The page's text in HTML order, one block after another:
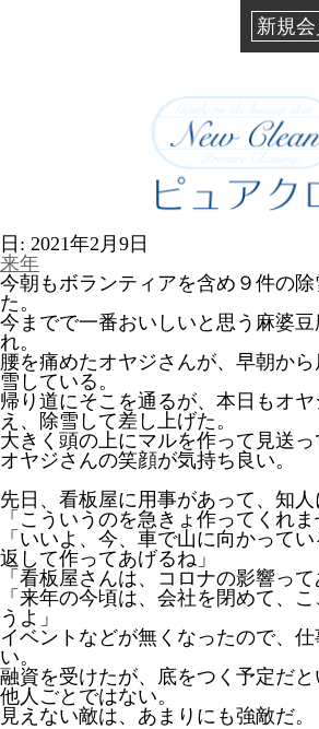
新規
日: 2021年2月9日
来年
今朝もボランティアを含め９件の
た。
今までで一番おいしいと思う麻婆
れ。
腰を痛めたオヤジさんが、早朝か
雪している。
帰り道にそこを通るが、本日もオ
え、除雪して差し上げた。
大きく頭の上にマルを作って見送
オヤジさんの笑顔が気持ち良い。
先日、看板屋に用事があって、知人
「こういうのを急きょ作ってくれま
「いいよ、今、車で山に向かって
返して作ってあげるね」
「看板屋さんは、コロナの影響って
「来年の今頃は、会社を閉めて、
うよ」
イベントなどが無くなったので、
い。
融資を受けたが、底をつく予定だと
他人ごとではない。
見えない敵は、あまりにも強敵だ。